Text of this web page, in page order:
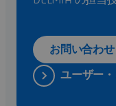
お問い合わせ
ユーザー